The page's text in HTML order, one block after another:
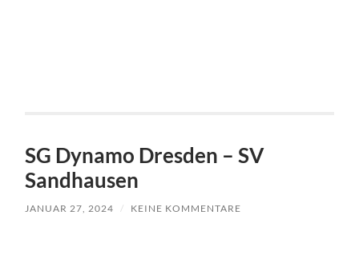
SG Dynamo Dresden – SV
Sandhausen
JANUAR 27, 2024 / KEINE KOMMENTARE